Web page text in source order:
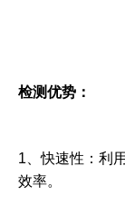
检测优势：
1、快速性：利
效率。